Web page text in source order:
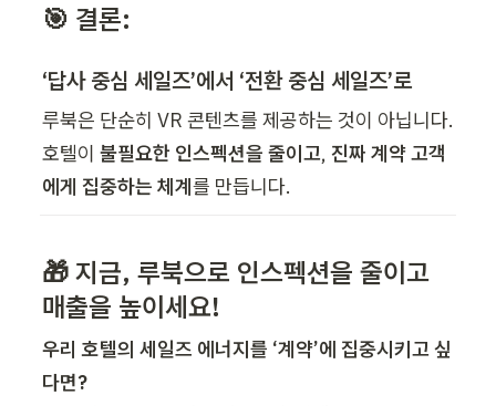
🎯 결론:
‘답사 중심 세일즈’에서 ‘전환 중심 세일즈’로
루북은 단순히 VR 콘텐츠를 제공하는 것이 아닙니다.
호텔이 불필요한 인스펙션을 줄이고, 진짜 계약 고객
에게 집중하는 체계를 만듭니다.
🎁 지금, 루북으로 인스펙션을 줄이고
매출을 높이세요!
우리 호텔의 세일즈 에너지를 ‘계약’에 집중시키고 싶
다면?